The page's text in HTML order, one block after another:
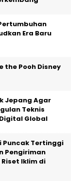
Era Baru
the Pooh Disney
Jepang Agar
Teknis
Global
Puncak Tertinggi
Pengiriman
Iklim di